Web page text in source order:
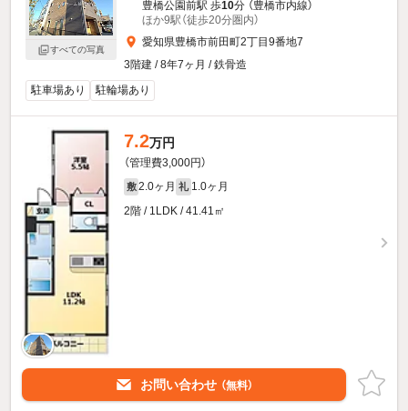
すべての写真
豊橋公園前駅 歩10分 （豊橋市内線）
ほか9駅（徒歩20分圏内）
愛知県豊橋市前田町2丁目9番地7
3階建 / 8年7ヶ月 / 鉄骨造
駐車場あり
駐輪場あり
7.2万円
（管理費3,000円）
敷 2.0ヶ月 礼 1.0ヶ月
2階 / 1LDK / 41.41㎡
お問い合わせ （無料）